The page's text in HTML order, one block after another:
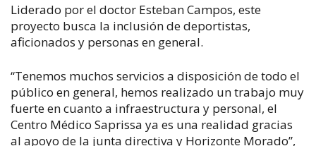
Liderado por el doctor Esteban Campos, este
proyecto busca la inclusión de deportistas,
aficionados y personas en general.
“Tenemos muchos servicios a disposición de todo el
público en general, hemos realizado un trabajo muy
fuerte en cuanto a infraestructura y personal, el
Centro Médico Saprissa ya es una realidad gracias
al apoyo de la junta directiva y Horizonte Morado”,